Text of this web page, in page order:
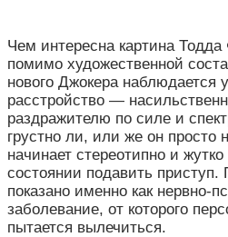
Чем интересна картина
помимо художественной
нового Джокера наблюдается
расстройство —
раздражителю по силе и
грустно ли, или же он просто
начинает стереотипно и
состоянии подавить
показано именно как нервно-
заболевание, от которого
пытается вылечиться.